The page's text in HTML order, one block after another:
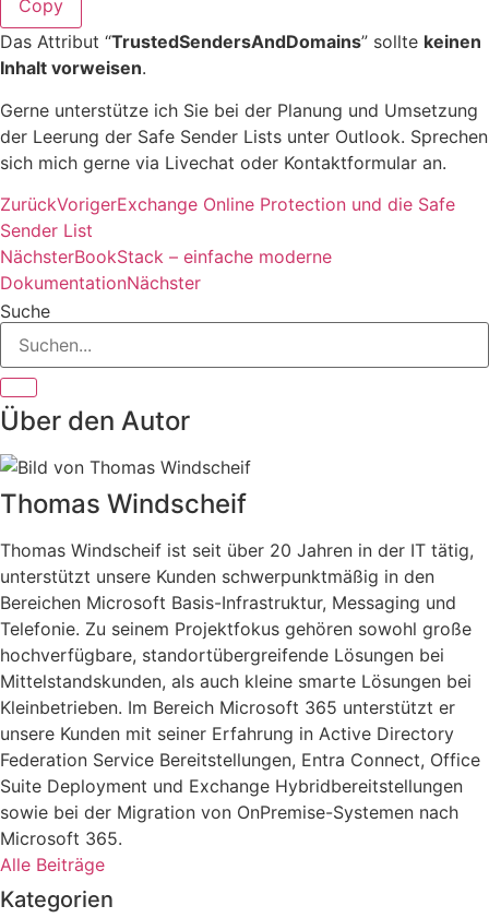
Copy
Das Attribut “TrustedSendersAndDomains” sollte keinen
Inhalt vorweisen.
Gerne unterstütze ich Sie bei der Planung und Umsetzung
der Leerung der Safe Sender Lists unter Outlook. Sprechen
sich mich gerne via Livechat oder Kontaktformular an.
ZurückVorigerExchange Online Protection und die Safe
Sender List
NächsterBookStack – einfache moderne
DokumentationNächster
Suche
Über den Autor
Thomas Windscheif
Thomas Windscheif ist seit über 20 Jahren in der IT tätig,
unterstützt unsere Kunden schwerpunktmäßig in den
Bereichen Microsoft Basis-Infrastruktur, Messaging und
Telefonie. Zu seinem Projektfokus gehören sowohl große
hochverfügbare, standortübergreifende Lösungen bei
Mittelstandskunden, als auch kleine smarte Lösungen bei
Kleinbetrieben. Im Bereich Microsoft 365 unterstützt er
unsere Kunden mit seiner Erfahrung in Active Directory
Federation Service Bereitstellungen, Entra Connect, Office
Suite Deployment und Exchange Hybridbereitstellungen
sowie bei der Migration von OnPremise-Systemen nach
Microsoft 365.
Alle Beiträge
Kategorien